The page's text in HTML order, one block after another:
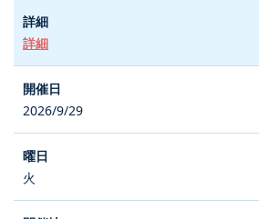
詳細
2026/9/29
火